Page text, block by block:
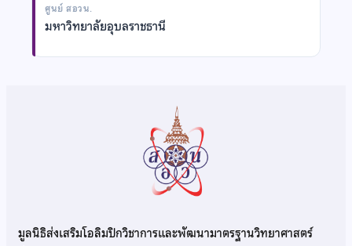
ศูนย์ สอวน.
มหาวิทยาลัยอุบลราชธานี
มูลนิธิส่งเสริมโอลิมปิกวิชาการและพัฒนามาตรฐานวิทยาศาสตร์